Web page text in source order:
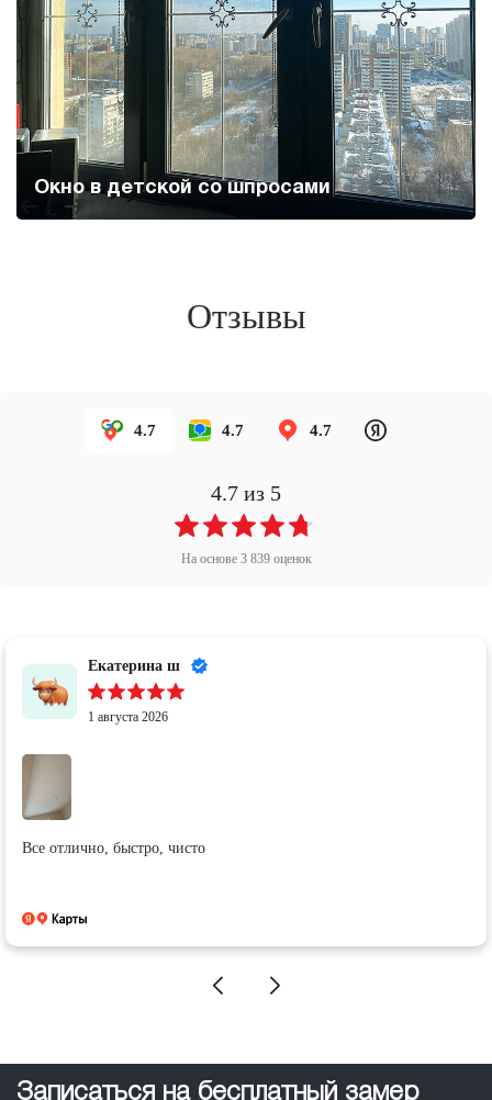
Окно в детской со шпросами
Отзывы
4.7 4.7 4.7
4.7 из 5
На основе 3 839оценок
Александр Лежнин
31 июля 2026
Отлично и качественно выполненная работа. Очень доволен и